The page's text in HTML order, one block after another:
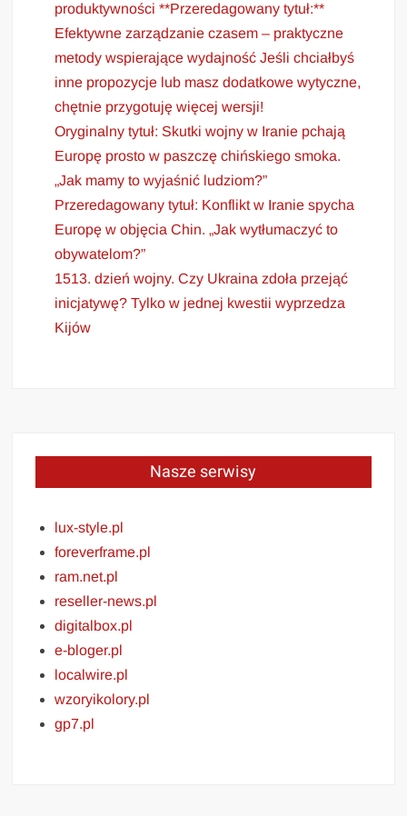
produktywności **Przeredagowany tytuł:**
Efektywne zarządzanie czasem – praktyczne
metody wspierające wydajność Jeśli chciałbyś
inne propozycje lub masz dodatkowe wytyczne,
chętnie przygotuję więcej wersji!
Oryginalny tytuł: Skutki wojny w Iranie pchają
Europę prosto w paszczę chińskiego smoka.
„Jak mamy to wyjaśnić ludziom?”
Przeredagowany tytuł: Konflikt w Iranie spycha
Europę w objęcia Chin. „Jak wytłumaczyć to
obywatelom?”
1513. dzień wojny. Czy Ukraina zdoła przejąć
inicjatywę? Tylko w jednej kwestii wyprzedza
Kijów
Nasze serwisy
lux-style.pl
foreverframe.pl
ram.net.pl
reseller-news.pl
digitalbox.pl
e-bloger.pl
localwire.pl
wzoryikolory.pl
gp7.pl